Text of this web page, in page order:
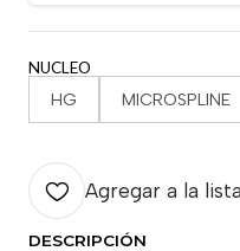
NUCLEO
HG MICROSPLINE
Agregar a la
DESCRIPCIÓN